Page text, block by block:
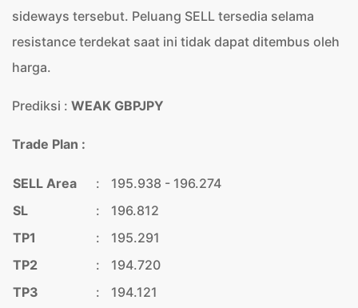
sideways tersebut. Peluang SELL tersedia selama
resistance terdekat saat ini tidak dapat ditembus oleh
harga.
Prediksi : WEAK GBPJPY
Trade Plan :
SELL Area :
195.938 - 196.274
SL
:
196.812
TP1
:
195.291
TP2
:
194.720
TP3
: 194.121